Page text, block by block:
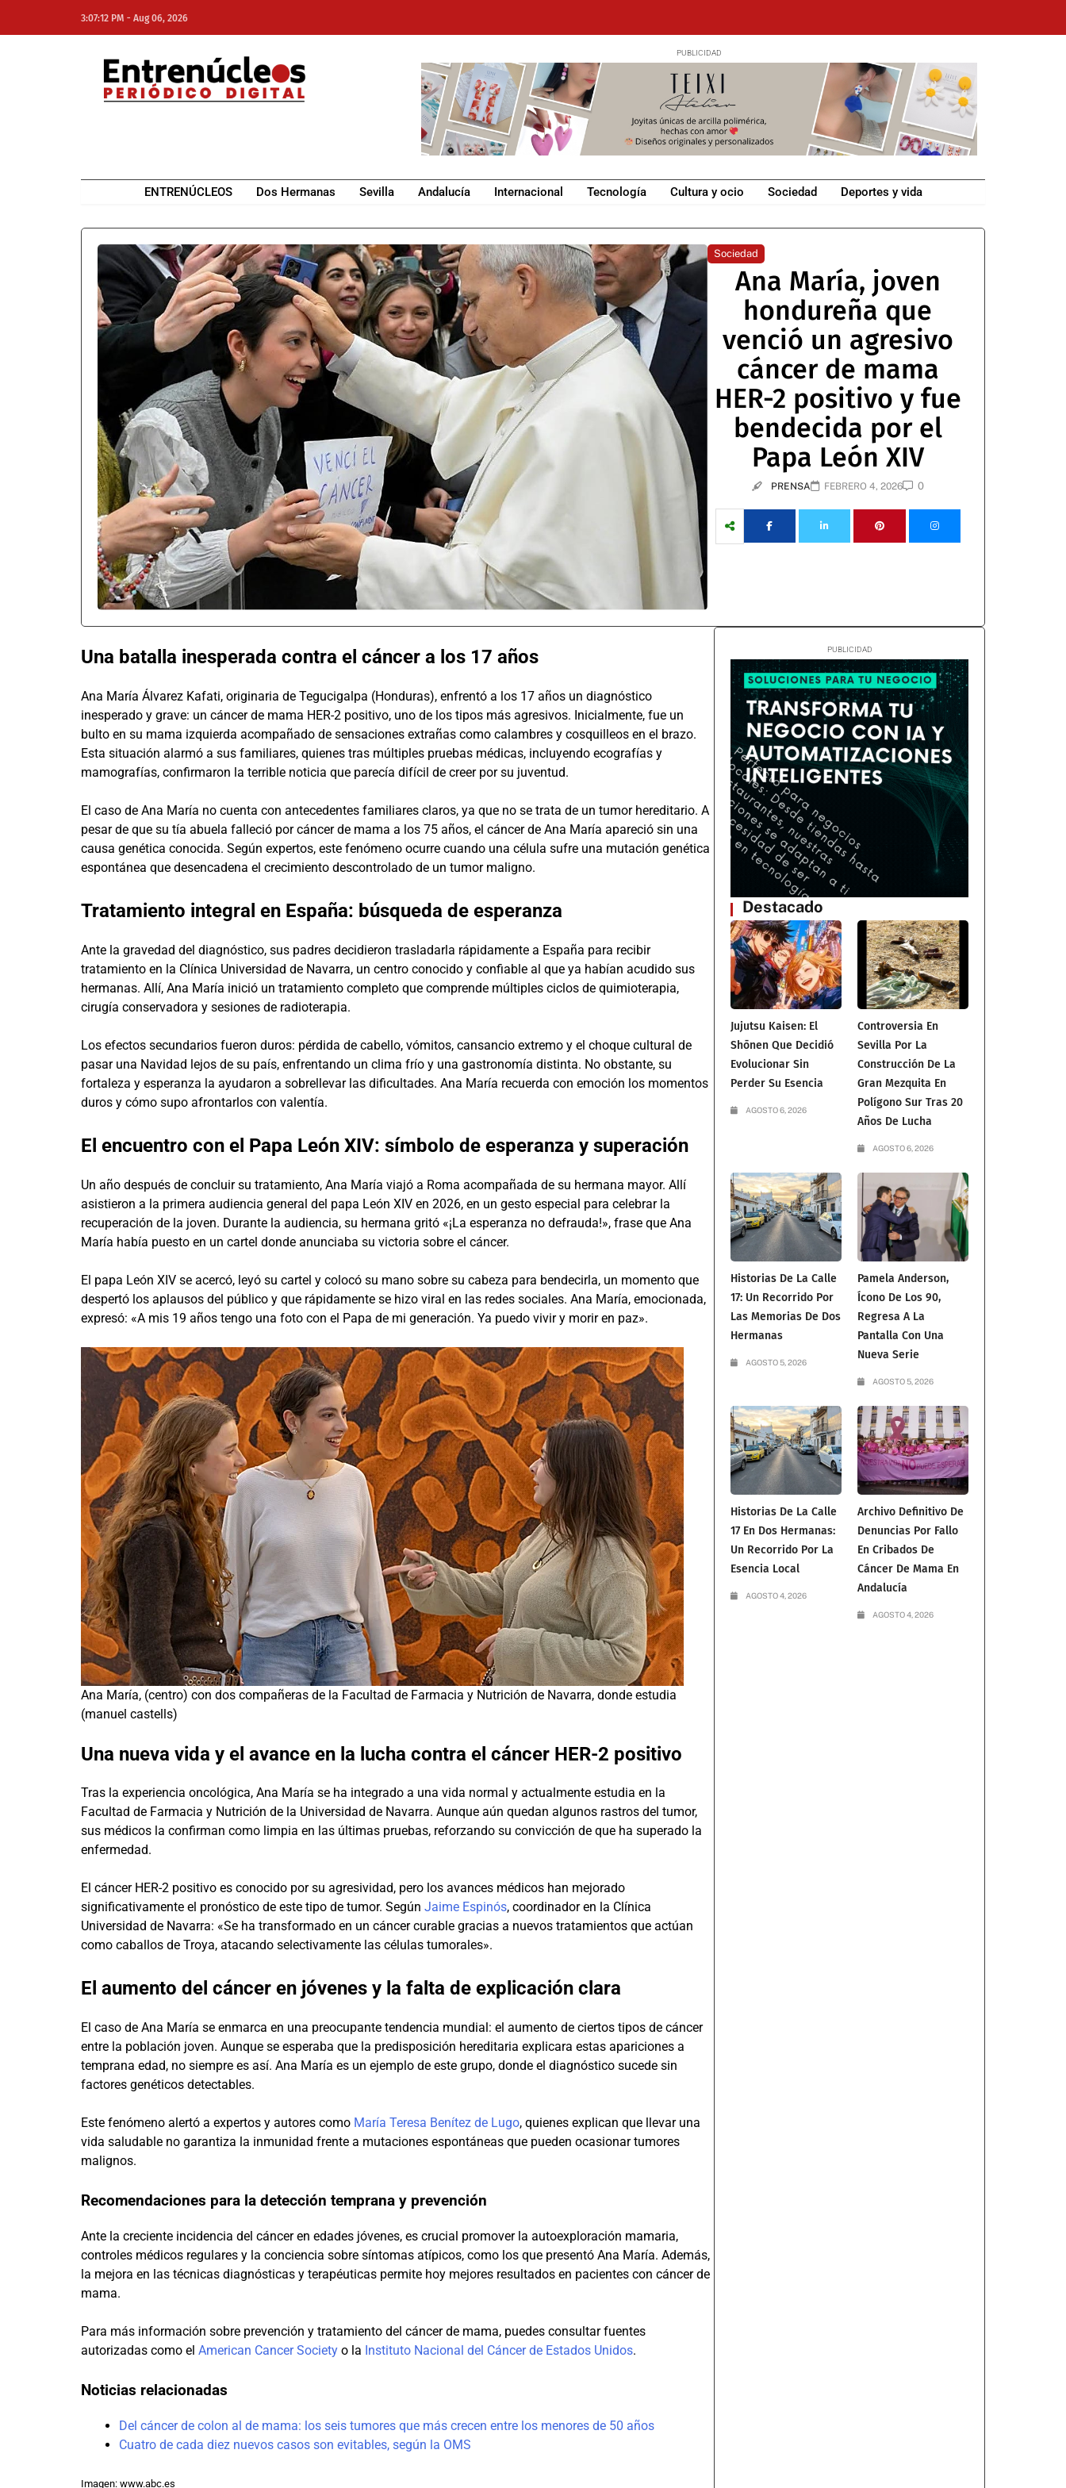
3:07:12 PM - Aug 06, 2026
ENTRENÚCLEOS Dos Hermanas Sevilla Andalucía Internacional Tecnología Cultura y ocio Sociedad Deportes y vida
Sociedad
Ana María, joven
hondureña que
venció un agresivo
cáncer de mama
HER-2 positivo y fue
bendecida por el
Papa León XIV
PRENSA FEBRERO 4, 2026 0
Una batalla inesperada contra el cáncer a los 17 años
Ana María Álvarez Kafati, originaria de Tegucigalpa (Honduras), enfrentó a los 17 años un diagnóstico
inesperado y grave: un cáncer de mama HER-2 positivo, uno de los tipos más agresivos. Inicialmente, fue un
bulto en su mama izquierda acompañado de sensaciones extrañas como calambres y cosquilleos en el brazo.
Esta situación alarmó a sus familiares, quienes tras múltiples pruebas médicas, incluyendo ecografías y
mamografías, confirmaron la terrible noticia que parecía difícil de creer por su juventud.
El caso de Ana María no cuenta con antecedentes familiares claros, ya que no se trata de un tumor hereditario. A
pesar de que su tía abuela falleció por cáncer de mama a los 75 años, el cáncer de Ana María apareció sin una
causa genética conocida. Según expertos, este fenómeno ocurre cuando una célula sufre una mutación genética
espontánea que desencadena el crecimiento descontrolado de un tumor maligno.
Tratamiento integral en España: búsqueda de esperanza
Ante la gravedad del diagnóstico, sus padres decidieron trasladarla rápidamente a España para recibir
tratamiento en la Clínica Universidad de Navarra, un centro conocido y confiable al que ya habían acudido sus
hermanas. Allí, Ana María inició un tratamiento completo que comprende múltiples ciclos de quimioterapia,
cirugía conservadora y sesiones de radioterapia.
Los efectos secundarios fueron duros: pérdida de cabello, vómitos, cansancio extremo y el choque cultural de
pasar una Navidad lejos de su país, enfrentando un clima frío y una gastronomía distinta. No obstante, su
fortaleza y esperanza la ayudaron a sobrellevar las dificultades. Ana María recuerda con emoción los momentos
duros y cómo supo afrontarlos con valentía.
El encuentro con el Papa León XIV: símbolo de esperanza y superación
Un año después de concluir su tratamiento, Ana María viajó a Roma acompañada de su hermana mayor. Allí
asistieron a la primera audiencia general del papa León XIV en 2026, en un gesto especial para celebrar la
recuperación de la joven. Durante la audiencia, su hermana gritó «¡La esperanza no defrauda!», frase que Ana
María había puesto en un cartel donde anunciaba su victoria sobre el cáncer.
El papa León XIV se acercó, leyó su cartel y colocó su mano sobre su cabeza para bendecirla, un momento que
despertó los aplausos del público y que rápidamente se hizo viral en las redes sociales. Ana María, emocionada,
expresó: «A mis 19 años tengo una foto con el Papa de mi generación. Ya puedo vivir y morir en paz».
Ana María, (centro) con dos compañeras de la Facultad de Farmacia y Nutrición de Navarra, donde estudia
(manuel castells)
Una nueva vida y el avance en la lucha contra el cáncer HER-2 positivo
Tras la experiencia oncológica, Ana María se ha integrado a una vida normal y actualmente estudia en la
Facultad de Farmacia y Nutrición de la Universidad de Navarra. Aunque aún quedan algunos rastros del tumor,
sus médicos la confirman como limpia en las últimas pruebas, reforzando su convicción de que ha superado la
enfermedad.
El cáncer HER-2 positivo es conocido por su agresividad, pero los avances médicos han mejorado
significativamente el pronóstico de este tipo de tumor. Según Jaime Espinós, coordinador en la Clínica
Universidad de Navarra: «Se ha transformado en un cáncer curable gracias a nuevos tratamientos que actúan
como caballos de Troya, atacando selectivamente las células tumorales».
El aumento del cáncer en jóvenes y la falta de explicación clara
El caso de Ana María se enmarca en una preocupante tendencia mundial: el aumento de ciertos tipos de cáncer
entre la población joven. Aunque se esperaba que la predisposición hereditaria explicara estas apariciones a
temprana edad, no siempre es así. Ana María es un ejemplo de este grupo, donde el diagnóstico sucede sin
factores genéticos detectables.
Este fenómeno alertó a expertos y autores como María Teresa Benítez de Lugo, quienes explican que llevar una
vida saludable no garantiza la inmunidad frente a mutaciones espontáneas que pueden ocasionar tumores
malignos.
Recomendaciones para la detección temprana y prevención
Ante la creciente incidencia del cáncer en edades jóvenes, es crucial promover la autoexploración mamaria,
controles médicos regulares y la conciencia sobre síntomas atípicos, como los que presentó Ana María. Además,
la mejora en las técnicas diagnósticas y terapéuticas permite hoy mejores resultados en pacientes con cáncer de
mama.
Para más información sobre prevención y tratamiento del cáncer de mama, puedes consultar fuentes
autorizadas como el American Cancer Society o la Instituto Nacional del Cáncer de Estados Unidos.
Noticias relacionadas
Del cáncer de colon al de mama: los seis tumores que más crecen entre los menores de 50 años
Cuatro de cada diez nuevos casos son evitables, según la OMS
Imagen: www.abc.es
Destacado
Jujutsu Kaisen: El
Shōnen Que Decidió
Evolucionar Sin
Perder Su Esencia
AGOSTO 6, 2026
Controversia En
Sevilla Por La
Construcción De La
Gran Mezquita En
Polígono Sur Tras 20
Años De Lucha
AGOSTO 6, 2026
Historias De La Calle
17: Un Recorrido Por
Las Memorias De Dos
Hermanas
AGOSTO 5, 2026
Pamela Anderson,
Ícono De Los 90,
Regresa A La
Pantalla Con Una
Nueva Serie
AGOSTO 5, 2026
Historias De La Calle
17 En Dos Hermanas:
Un Recorrido Por La
Esencia Local
AGOSTO 4, 2026
Archivo Definitivo De
Denuncias Por Fallo
En Cribados De
Cáncer De Mama En
Andalucía
AGOSTO 4, 2026